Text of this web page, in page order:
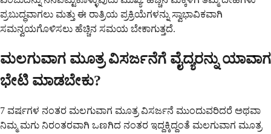
ಪ್ರಬುದ್ಧವಾಗಲು ಮತ್ತು ಈ ರಾತ್ರಿಯ ಪ್ರಕ್ರಿಯೆಗಳನ್ನು ಸ್ವಾಭಾವಿಕವಾಗಿ
ಸಮನ್ವಯಗೊಳಿಸಲು ಹೆಚ್ಚಿನ ಸಮಯ ಬೇಕಾಗುತ್ತದೆ.
ಮಲಗುವಾಗ ಮೂತ್ರ ವಿಸರ್ಜನೆಗೆ ವೈದ್ಯರನ್ನು ಯಾವಾಗ
ಭೇಟಿ ಮಾಡಬೇಕು?
7 ವರ್ಷಗಳ ನಂತರ ಮಲಗುವಾಗ ಮೂತ್ರ ವಿಸರ್ಜನೆ ಮುಂದುವರಿದರೆ ಅಥವಾ
ನಿಮ್ಮ ಮಗು ನಿರಂತರವಾಗಿ ಒಣಗಿದ ನಂತರ ಇದ್ದಕ್ಕಿದ್ದಂತೆ ಮಲಗುವಾಗ ಮೂತ್ರ